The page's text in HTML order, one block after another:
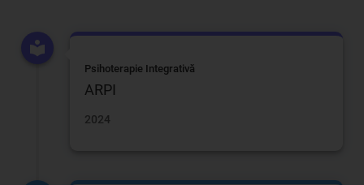
Psihoterapie Integrativă
ARPI
2024